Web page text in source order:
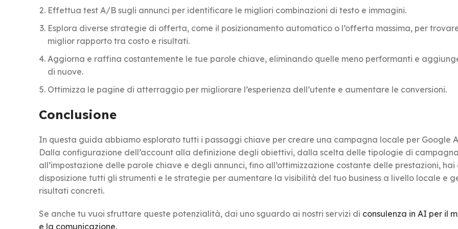
Effettua test A/B sugli annunci per identificare le migliori combinazioni di testo e immagini.
Esplora diverse strategie di offerta, come il posizionamento automatico o l’offerta massima, per
miglior rapporto tra costo e risultati.
Aggiorna e raffina costantemente le tue parole chiave, eliminando quelle meno performanti e
di nuove.
Ottimizza le pagine di atterraggio per migliorare l’esperienza dell’utente e aumentare le conversioni.
Conclusione
In questa guida abbiamo esplorato tutti i passaggi chiave per creare una campagna locale per Google
Dalla configurazione dell’account alla definizione degli obiettivi, dalla scelta delle tipologie di campagna
all’impostazione delle parole chiave e degli annunci, fino all’ottimizzazione costante delle prestazioni, hai
disposizione tutti gli strumenti e le strategie per aumentare la visibilità del tuo business a livello locale e
risultati concreti.
Se anche tu vuoi sfruttare queste potenzialità, dai uno sguardo ai nostri servizi di consulenza in AI per il
e la comunicazione.